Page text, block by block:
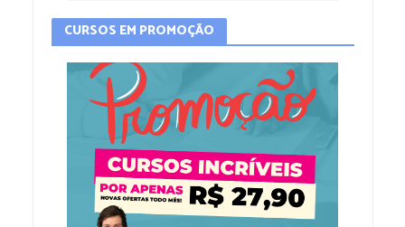
CURSOS EM PROMOÇÃO